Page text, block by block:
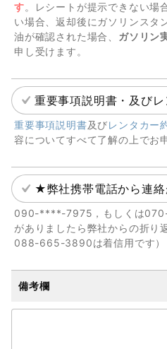
す。レシートが提示できない場
い場合、返却後にガソリンスタ
油が確認された場合、 ガソリン
申し受けます。
重要事項説明書・及び
重要事項説明書及びレンタカー
容についてすべて了解の上でお
★弊社携帯電話から連
090-****-7975，もしくは
がありましたら弊社からの折り
088-665-3890は着信用です）
備考欄